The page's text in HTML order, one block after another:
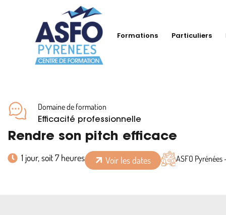
Formations Particuliers
Domaine de formation
Efficacité professionnelle
Rendre son pitch efficace
1 jour, soit 7 heures Voir les dates ASFO